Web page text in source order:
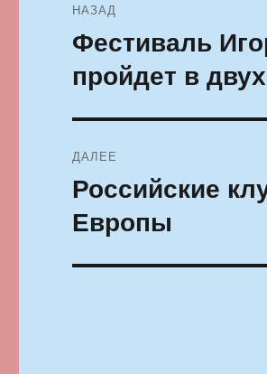
по
записям
НАЗАД
Предыдущая
Фестиваль
пройдет в
ДАЛЕЕ
Следующая
Российские
Европы